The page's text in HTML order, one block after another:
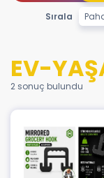
Sırala
EV-
2 sonuç bulundu